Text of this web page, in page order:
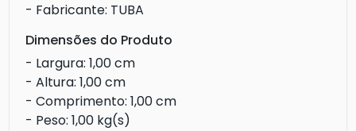
- Fabricante: TUBA
Dimensões do Produto
- Largura: 1,00 cm
- Altura: 1,00 cm
- Comprimento: 1,00 cm
- Peso: 1,00 kg(s)